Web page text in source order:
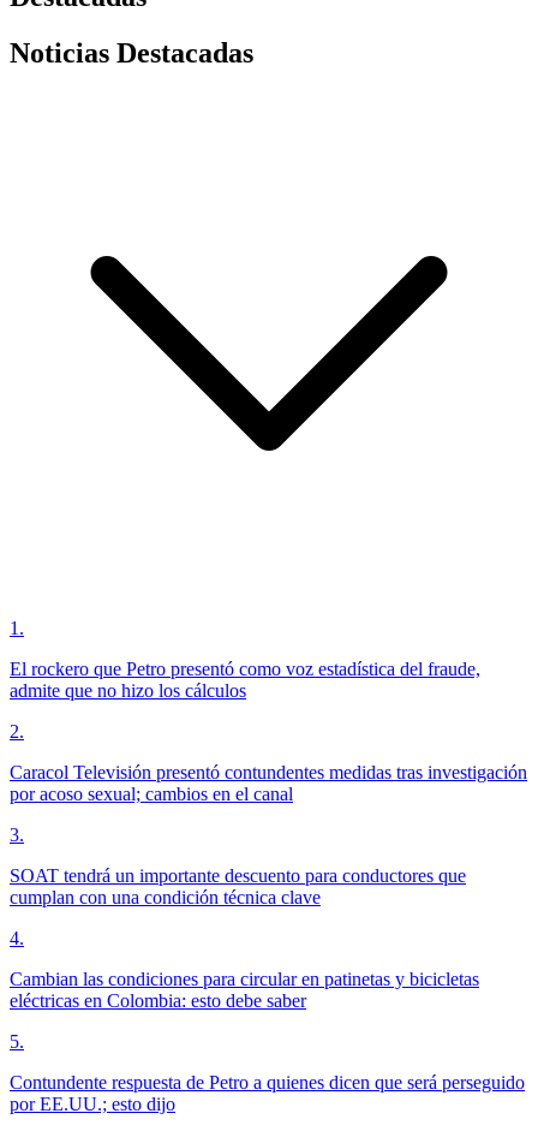
Noticias Destacadas
1 .
El rockero que Petro presentó como voz estadística del fraude,
admite que no hizo los cálculos
2.
Caracol Televisión presentó contundentes medidas tras investigación
por acoso sexual; cambios en el canal
3.
SOAT tendrá un importante descuento para conductores que
cumplan con una condición técnica clave
4.
Cambian las condiciones para circular en patinetas y bicicletas
eléctricas en Colombia: esto debe saber
5.
Contundente respuesta de Petro a quienes dicen que será perseguido
por EE.UU.; esto dijo